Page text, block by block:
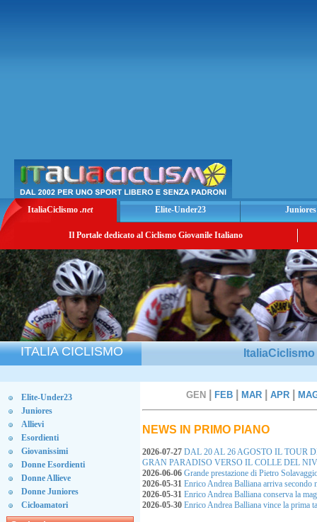
ItaliaCiclismo .net Elite-Under23 Juniores
Il Portale dedicato al Ciclismo Giovanile Italiano
ITALIA CICLISMO
Elite-Under23
Juniores
Allievi
Esordienti
Giovanissimi
Donne Esordienti
Donne Allieve
Donne Juniores
Cicloamatori
GEN FEB MAR APR
NEWS IN PRIMO PIANO
2026-07-27 DAL 20 AL 26 AGOSTO IL TOUR
GRAN PARADISO VERSO IL COLLE DEL
2026-06-06 Grande prestazione di Pietro
2026-05-31 Enrico Andrea Balliana arriva
2026-05-31 Enrico Andrea Balliana conserva la
2026-05-30 Enrico Andrea Balliana vince la prima